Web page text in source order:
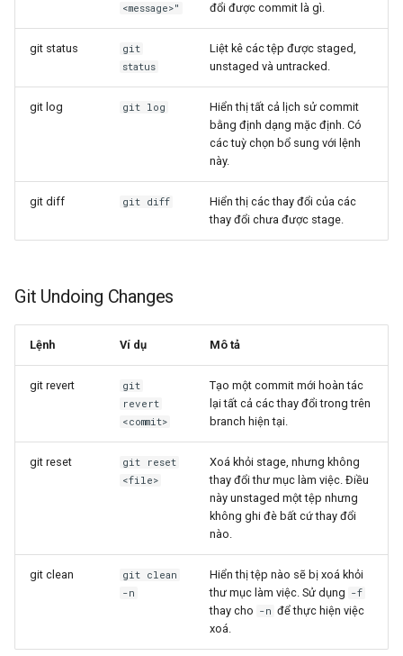
<message>"
đổi được commit là gì.
git status
git
status
Liệt kê các tệp được staged,
unstaged và untracked.
git log git log
Hiển thị tất cả lịch sử commit
bằng định dạng mặc định. Có
các tuỳ chọn bổ sung với lệnh
này.
git diff git diff
Hiển thị các thay đổi của các
thay đổi chưa được stage.
Git Undoing Changes
Lệnh Ví dụ Mô tả
git revert
git
revert
<commit>
Tạo một commit mới hoàn tác
lại tất cả các thay đổi trongtrên
branch hiện tại.
git reset
git reset
<file>
Xoá khỏi stage, nhưng không
thay đổi thư mục làm việc. Điều
này unstaged một tệp nhưng
không ghi đè bất cứ thay đổi
nào.
git clean
git clean
-n
Hiển thị tệp nào sẽ bị xoá khỏi
thư mục làm việc. Sử dụng -f
thay cho -n để thực hiện việc
xoá.